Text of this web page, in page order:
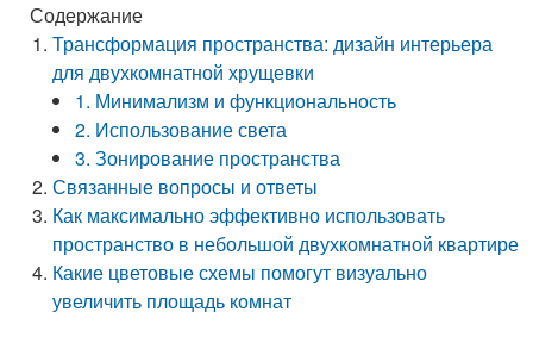
Содержание
Трансформация пространства: дизайн интерьера
для двухкомнатной хрущевки
1. Минимализм и функциональность
2. Использование света
3. Зонирование пространства
Связанные вопросы и ответы
Как максимально эффективно использовать
пространство в небольшой двухкомнатной квартире
Какие цветовые схемы помогут визуально
увеличить площадь комнат